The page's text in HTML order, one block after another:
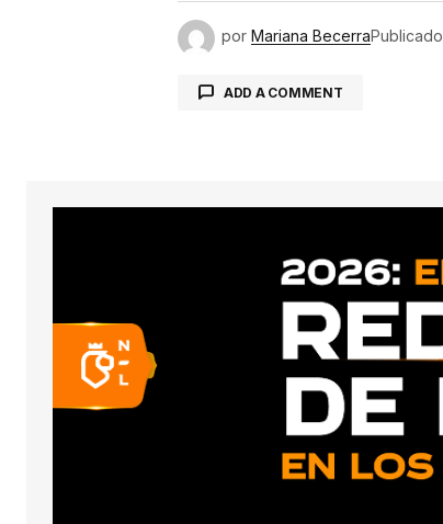
por Mariana BecerraPublicado
ADD A COMMENT